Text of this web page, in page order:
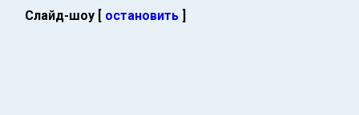
Слайд-шоу [ остановить ]